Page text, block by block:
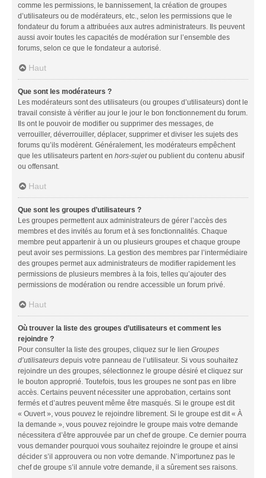
comme les permissions, le bannissement, la création de groupes
d’utilisateurs ou de modérateurs, etc., selon les permissions que le
fondateur du forum a attribuées aux autres administrateurs. Ils peuvent
aussi avoir toutes les capacités de modération sur l’ensemble des
forums, selon ce que le fondateur a autorisé.
Haut
Que sont les modérateurs ?
Les modérateurs sont des utilisateurs (ou groupes d’utilisateurs) dont le
travail consiste à vérifier au jour le jour le bon fonctionnement du forum.
Ils ont le pouvoir de modifier ou supprimer des messages, de
verrouiller, déverrouiller, déplacer, supprimer et diviser les sujets des
forums qu’ils modèrent. Généralement, les modérateurs empêchent
que les utilisateurs partent en hors-sujetou publient du contenu abusif
ou offensant.
Haut
Que sont les groupes d’utilisateurs ?
Les groupes permettent aux administrateurs de gérer l’accès des
membres et des invités au forum et à ses fonctionnalités. Chaque
membre peut appartenir à un ou plusieurs groupes et chaque groupe
peut avoir ses permissions. La gestion des membres par l’intermédiaire
des groupes permet aux administrateurs de modifier rapidement les
permissions de plusieurs membres à la fois, telles qu’ajouter des
permissions de modération ou rendre accessible un forum privé.
Haut
Où trouver la liste des groupes d’utilisateurs et comment les
rejoindre ?
Pour consulter la liste des groupes, cliquez sur le lien Groupes
d’utilisateurs depuis votre panneau de l’utilisateur. Si vous souhaitez
rejoindre un des groupes, sélectionnez le groupe désiré et cliquez sur
le bouton approprié. Toutefois, tous les groupes ne sont pas en libre
accès. Certains peuvent nécessiter une approbation, certains sont
fermés et d’autres peuvent même être masqués. Si le groupe est dit
« Ouvert », vous pouvez le rejoindre librement. Si le groupe est dit « À
la demande », vous pouvez rejoindre le groupe mais votre demande
nécessitera d’être approuvée par un chef de groupe. Ce dernier pourra
vous demander pourquoi vous souhaitez rejoindre le groupe et ainsi
décider s’il approuvera ou non votre demande. N’importunez pas le
chef de groupe s’il annule votre demande, il a sûrement ses raisons.